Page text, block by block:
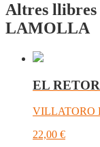
Altres
LAMOLLA
EL
VILLATORO
22,00 €